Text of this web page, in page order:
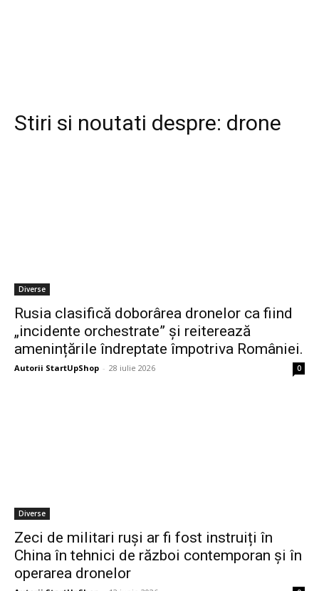
Stiri si noutati despre: drone
Diverse
Rusia clasifică doborârea dronelor ca fiind
„incidente orchestrate” și reiterează
amenințările îndreptate împotriva României.
Autorii StartUpShop - 28 iulie 2026 0
Diverse
Zeci de militari ruși ar fi fost instruiți în
China în tehnici de război contemporan și în
operarea dronelor